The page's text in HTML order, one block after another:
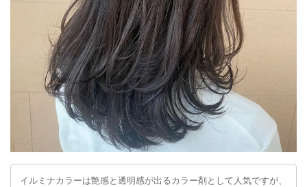
イルミナカラーは艶感と透明感が出るカラー剤として人気ですが、